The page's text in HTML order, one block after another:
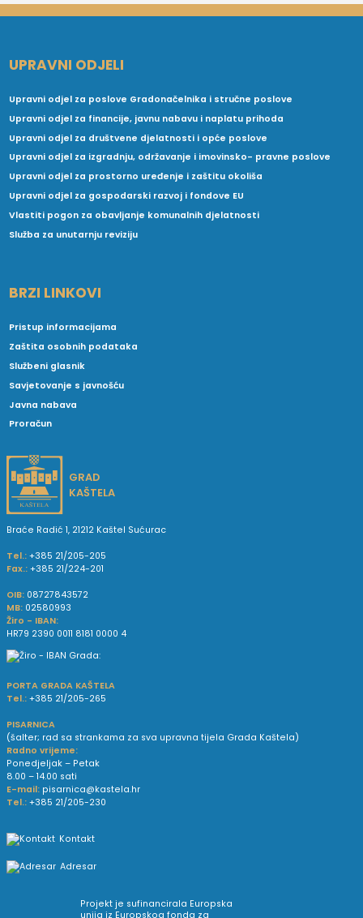
UPRAVNI ODJELI
Upravni odjel za poslove Gradonačelnika i stručne poslove
Upravni odjel za financije, javnu nabavu i naplatu prihoda
Upravni odjel za društvene djelatnosti i opće poslove
Upravni odjel za izgradnju, održavanje i imovinsko- pravne poslove
Upravni odjel za prostorno uređenje i zaštitu okoliša
Upravni odjel za gospodarski razvoj i fondove EU
Vlastiti pogon za obavljanje komunalnih djelatnosti
Služba za unutarnju reviziju
BRZI LINKOVI
Pristup informacijama
Zaštita osobnih podataka
Službeni glasnik
Savjetovanje s javnošću
Javna nabava
Proračun
GRAD
KAŠTELA
Braće Radić 1, 21212 Kaštel Sućurac
Tel.: +385 21/205-205
Fax.: +385 21/224-201
OIB: 08727843572
MB: 02580993
Žiro - IBAN:
HR79 2390 0011 8181 0000 4
PORTA GRADA KAŠTELA
Tel.: +385 21/205-265
PISARNICA
(šalter; rad sa strankama za sva upravna tijela Grada Kaštela)
Radno vrijeme:
Ponedjeljak – Petak
8.00 – 14.00 sati
E-mail: pisarnica@kastela.hr
Tel.: +385 21/205-230
Kontakt
Adresar
Projekt je sufinancirala Europska
unija iz Europskog fonda za